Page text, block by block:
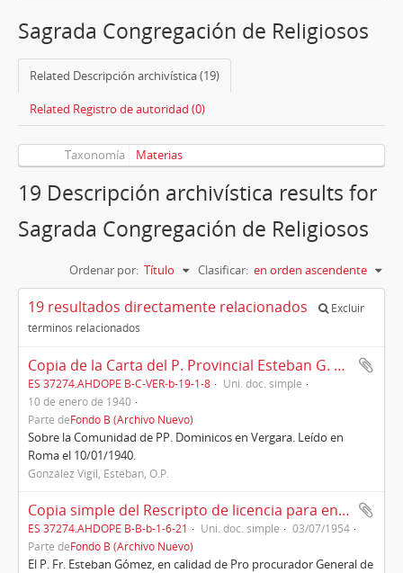
Sagrada Congregación de Religiosos
Related Descripción archivística (19)
Related Registro de autoridad (0)
Taxonomía Materias
19 Descripción archivística results for
Sagrada Congregación de Religiosos
Ordenar por: Título Clasificar: en orden ascendente
19 resultados directamente relacionados
Excluir
términos relacionados
Copia de la Carta del P. Provincial Esteban G. Vigil en Madrid al Cardenal Prefecto de la Sagrada Congregación de Religiosos Vincenzo Lapuma en Roma, 10/01/1940
ES 37274.AHDOPE B-C-VER-b-19-1-8
Uni. doc. simple
10 de enero de 1940
Parte deFondo B (Archivo Nuevo)
Sobre la Comunidad de PP. Dominicos en Vergara. Leído en
Roma el 10/01/1940.
González Vigil, Esteban, O.P.
Copia simple del Rescripto de licencia para enterrar al P. Fr. Manuel Suárez, Maestro de la O.P. y al P. Fr. Aureliano Martínez, su secretario, en la iglesia de Caleruega, 1954
ES 37274.AHDOPE B-B-b-1-6-21 Uni. doc. simple
03/07/1954
Parte deFondo B (Archivo Nuevo)
El P. Fr. Esteban Gómez, en calidad de Pro procurador General de